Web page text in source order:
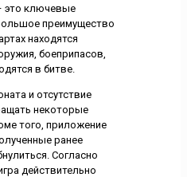
это ключевые
преимущество
находятся
боеприпасов,
в битве.
и отсутствие
некоторые
того, приложение
ранее
Согласно
действительно